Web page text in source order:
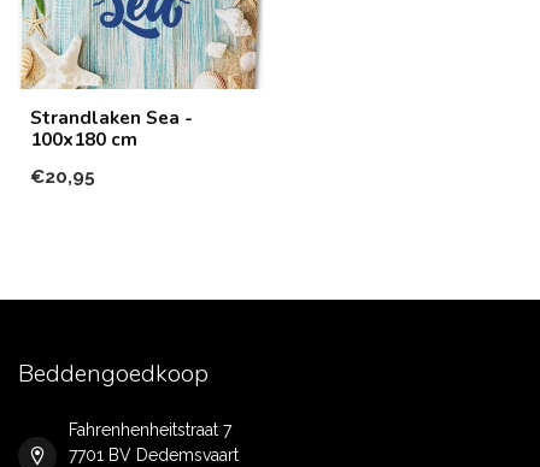
Strandlaken Sea -
100x180 cm
€20,95
Beddengoedkoop
Fahrenhenheitstraat 7
7701 BV Dedemsvaart